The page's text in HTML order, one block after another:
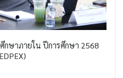
กษาภายใน ปีการศึกษา 2568